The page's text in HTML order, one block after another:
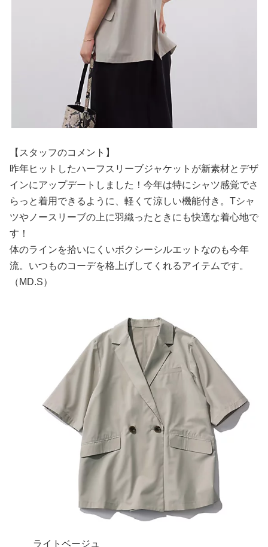
【スタッフのコメント】
昨年ヒットしたハーフスリーブジャケットが新素材とデザ
インにアップデートしました！今年は特にシャツ感覚でさ
らっと着用できるように、軽くて涼しい機能付き。Tシャ
ツやノースリーブの上に羽織ったときにも快適な着心地で
す！
体のラインを拾いにくいボクシーシルエットなのも今年
流。いつものコーデを格上げしてくれるアイテムです。
（MD.S）
ライトベージュ